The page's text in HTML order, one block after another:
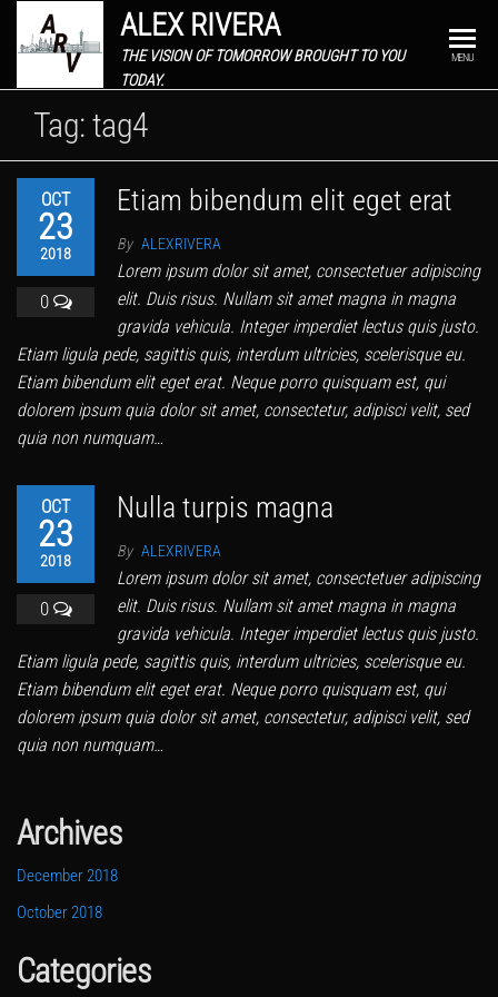
ALEX RIVERA
THE VISION OF TOMORROW BROUGHT TO YOU
TODAY.
MENU
Tag: tag4
OCT
23
2018
0
Etiam bibendum elit eget erat
By ALEXRIVERA
Lorem ipsum dolor sit amet, consectetuer adipiscing
elit. Duis risus. Nullam sit amet magna in magna
gravida vehicula. Integer imperdiet lectus quis justo.
Etiam ligula pede, sagittis quis, interdum ultricies, scelerisque eu.
Etiam bibendum elit eget erat. Neque porro quisquam est, qui
dolorem ipsum quia dolor sit amet, consectetur, adipisci velit, sed
quia non numquam…
OCT
23
2018
0
Nulla turpis magna
By ALEXRIVERA
Lorem ipsum dolor sit amet, consectetuer adipiscing
elit. Duis risus. Nullam sit amet magna in magna
gravida vehicula. Integer imperdiet lectus quis justo.
Etiam ligula pede, sagittis quis, interdum ultricies, scelerisque eu.
Etiam bibendum elit eget erat. Neque porro quisquam est, qui
dolorem ipsum quia dolor sit amet, consectetur, adipisci velit, sed
quia non numquam…
Archives
December 2018
October 2018
Categories